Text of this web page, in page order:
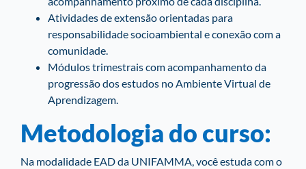
Atividades de extensão orientadas para
responsabilidade socioambiental e conexão com a
comunidade.
Módulos trimestrais com acompanhamento da
progressão dos estudos no Ambiente Virtual de
Aprendizagem.
Metodologia do curso:
Na modalidade EAD da UNIFAMMA, você estuda com o